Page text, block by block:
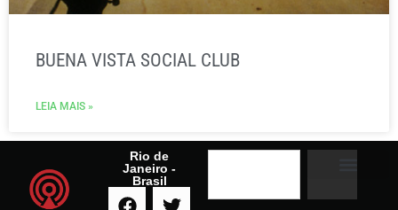
BUENA VISTA SOCIAL CLUB
LEIA MAIS »
Rio de
Janeiro -
Brasil